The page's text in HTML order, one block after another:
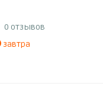
0 отзывов
завтра